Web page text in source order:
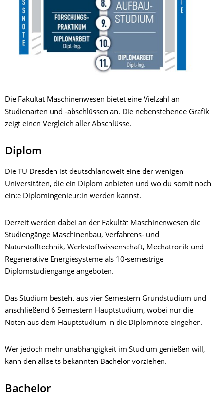
Die Fakultät Maschinenwesen bietet eine Vielzahl an
Studienarten und -abschlüssen an. Die nebenstehende Grafik
zeigt einen Vergleich aller Abschlüsse.
Diplom
Die TU Dresden ist deutschlandweit eine der wenigen
Universitäten, die ein Diplom anbieten und wo du somit noch
ein:e Diplomingenieur:in werden kannst.
Derzeit werden dabei an der Fakultät Maschinenwesen die
Studiengänge Maschinenbau, Verfahrens- und
Naturstofftechnik, Werkstoffwissenschaft, Mechatronik und
Regenerative Energiesysteme als 10-semestrige
Diplomstudiengänge angeboten.
Das Studium besteht aus vier Semestern Grundstudium und
anschließend 6 Semestern Hauptstudium, wobei nur die
Noten aus dem Hauptstudium in die Diplomnote eingehen.
Wer jedoch mehr unabhängigkeit im Studium genießen will,
kann den allseits bekannten Bachelor vorziehen.
Bachelor